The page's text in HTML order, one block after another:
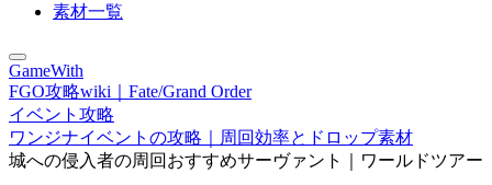
素材一覧
GameWith
FGO攻略wiki｜Fate/Grand Order
イベント攻略
ワンジナイベントの攻略｜周回効率とドロップ素材
城への侵入者の周回おすすめサーヴァント｜ワールドツアー